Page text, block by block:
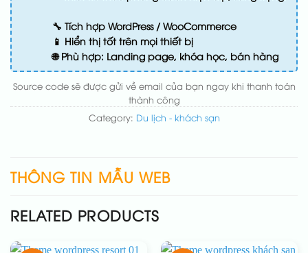
🔧 Tích hợp WordPress / WooCommerce
📱 Hiển thị tốt trên mọi thiết bị
🌐 Phù hợp: Landing page, khóa học, bán hàng
Source code sẽ được gửi về email của bạn ngay khi thanh toán
thành công
Category: Du lịch - khách sạn
THÔNG TIN MẪU WEB
RELATED PRODUCTS